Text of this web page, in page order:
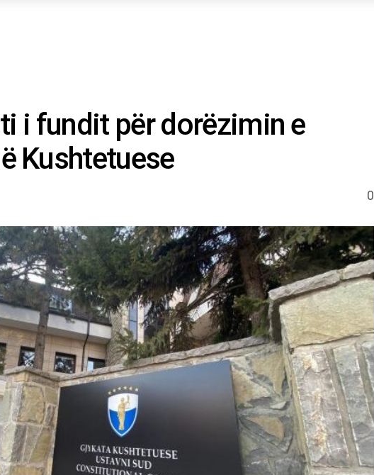
i fundit për dorëzimin e
Kushtetuese
0